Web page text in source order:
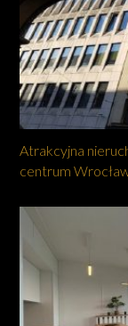
Atrakcyjna
centrum